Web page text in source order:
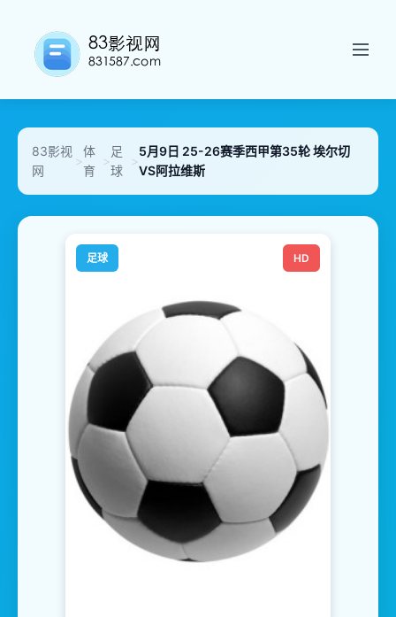
83影视
网
>
体
育
>
足
球
>
5月9日 25-26赛季西甲第35轮 埃尔切
VS阿拉维斯
足球 HD